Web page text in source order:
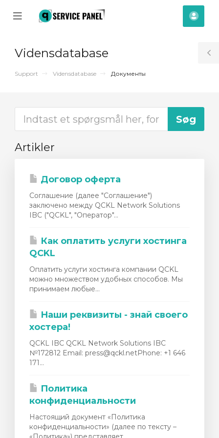
Mobile
Vidensdatabase
Support Vidensdatabase Документы
Artikler
Договор оферта
Соглашение (далее "Соглашение")
заключено между QCKL Network Solutions
IBC ("QCKL", "Оператор"...
Как оплатить услуги хостинга
QCKL
Оплатить услуги хостинга компании QCKL
можно множеством удобных способов. Мы
принимаем любые...
Наши реквизиты - знай своего
хостера!
QCKL IBC QCKL Network Solutions IBC
№172812 Email: press@qckl.netPhone: +1 646
171...
Политика
конфиденциальности
Настоящий документ «Политика
конфиденциальности» (далее по тексту –